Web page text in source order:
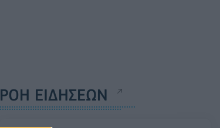
ΡΟΗ ΕΙΔΗΣΕΩΝ